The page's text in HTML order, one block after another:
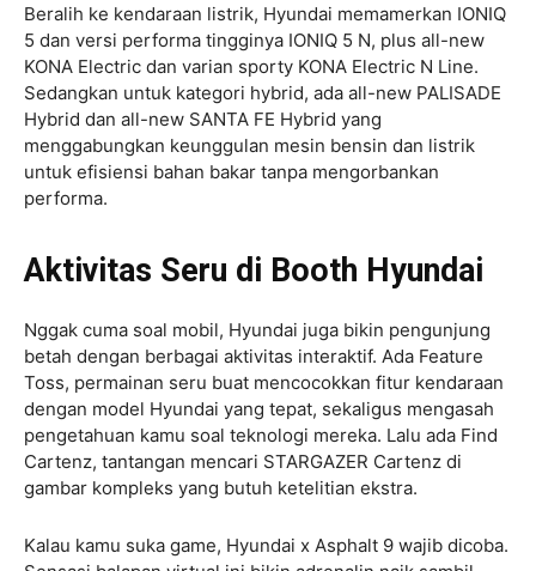
Beralih ke kendaraan listrik, Hyundai memamerkan IONIQ
5 dan versi performa tingginya IONIQ 5 N, plus all-new
KONA Electric dan varian sporty KONA Electric N Line.
Sedangkan untuk kategori hybrid, ada all-new PALISADE
Hybrid dan all-new SANTA FE Hybrid yang
menggabungkan keunggulan mesin bensin dan listrik
untuk efisiensi bahan bakar tanpa mengorbankan
performa.
Aktivitas Seru di Booth Hyundai
Nggak cuma soal mobil, Hyundai juga bikin pengunjung
betah dengan berbagai aktivitas interaktif. Ada Feature
Toss, permainan seru buat mencocokkan fitur kendaraan
dengan model Hyundai yang tepat, sekaligus mengasah
pengetahuan kamu soal teknologi mereka. Lalu ada Find
Cartenz, tantangan mencari STARGAZER Cartenz di
gambar kompleks yang butuh ketelitian ekstra.
Kalau kamu suka game, Hyundai x Asphalt 9 wajib dicoba.